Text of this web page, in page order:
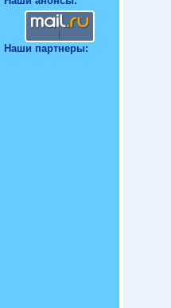
Наши партнеры: